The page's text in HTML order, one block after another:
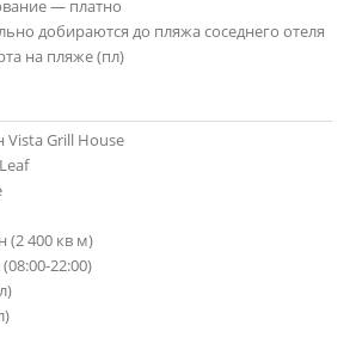
— платно
добираются до пляжа соседнего отеля
на пляже (пл)
Vista Grill House
(2 400 кв м)
22:00)